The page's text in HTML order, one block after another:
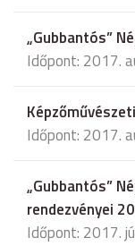
„Gubbantós”
Időpont: 2017.
Időpont: 2017.
„Gubbantós”
rendezvényei
Időpont: 2017.